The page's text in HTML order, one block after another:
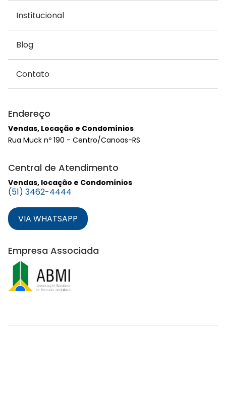
Institucional
Blog
Contato
Endereço
Vendas, Locação e Condomínios
Rua Muck nº 190 - Centro/Canoas-RS
Central de Atendimento
Vendas, locação e Condomínios
(51) 3462-4444
VIA WHATSAPP
Empresa Associada